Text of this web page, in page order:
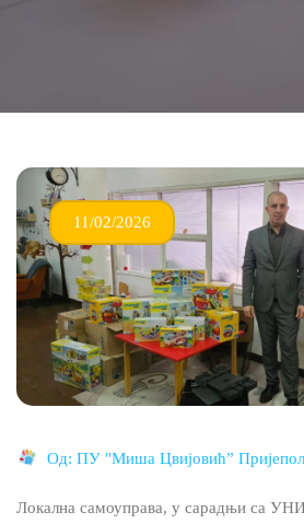
11/02/2026
Од: ПУ "Миша Цвијовић”
Локална самоуправа, у сарадњи са